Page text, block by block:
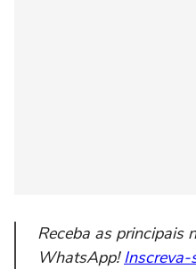
Receba as principais
WhatsApp!Inscreva-